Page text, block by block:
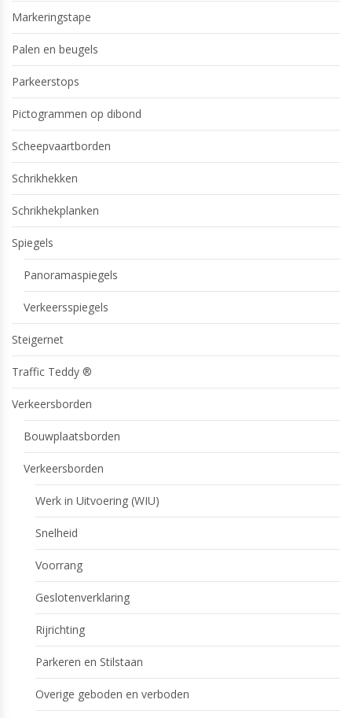
Markeringstape
Palen en beugels
Parkeerstops
Pictogrammen op dibond
Scheepvaartborden
Schrikhekken
Schrikhekplanken
Spiegels
Panoramaspiegels
Verkeersspiegels
Steigernet
Traffic Teddy ®
Verkeersborden
Bouwplaatsborden
Verkeersborden
Werk in Uitvoering (WIU)
Snelheid
Voorrang
Geslotenverklaring
Rijrichting
Parkeren en Stilstaan
Overige geboden en verboden